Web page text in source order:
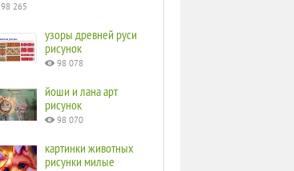
98 265
узоры древней руси
рисунок
98 078
йоши и лана арт
рисунок
98 070
картинки животных
рисунки милые